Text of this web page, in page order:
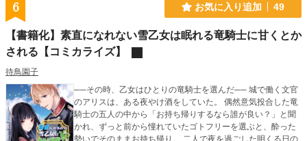
6 お気に入り追加 49
【書籍化】素直になれない雪乙女は眠れる竜騎士に甘くとか
される【コミカライズ】
待鳥園子
──その時、乙女はひとりの竜騎士を選んだ── 城で働く文官
のアリスは、ある夜やけ酒をしていた。 偶然意気投合した竜
騎士の五人の中から「お持ち帰りするなら誰が良い？」と聞
かれ、ずっと前から憧れていたゴトフリーを選ぶと、酔った
勢いでそのままお持ち帰り。 二人で夜を過ごした明くる日の